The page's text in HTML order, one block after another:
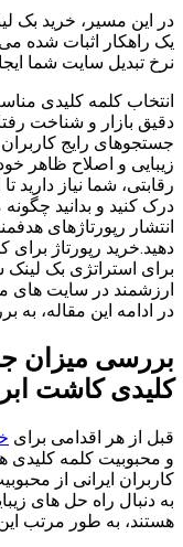
در این مسیر، خرید بک
یک راهکار اثبات شده
نرخ تبدیل سایت شما
انتخاب کلمه کلیدی
دقیق بازار و شناخت
جستجوهای رایج
زیبایی و اصلاح ظاهر
رقابتی، شما نیاز
درک کنید و بدانید
انتشار رپورتاژهای
دهید.خرید رپورتاژ
برای استراتژی بک
ارزشمند در سایت های
در ادامه این مقاله،
بررسی میزان
کلیدی کاشت
قبل از هر اقدامی برای
و محبوبیت کلمه کلیدی
کاربران ایرانی از
به دنبال راه حل های
هستند، به طور مرتب